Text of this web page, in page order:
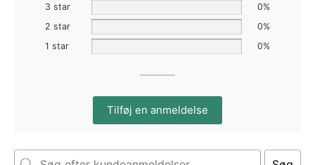
3 star
0%
2 star
0%
1 star
0%
Tilføj en anmeldelse